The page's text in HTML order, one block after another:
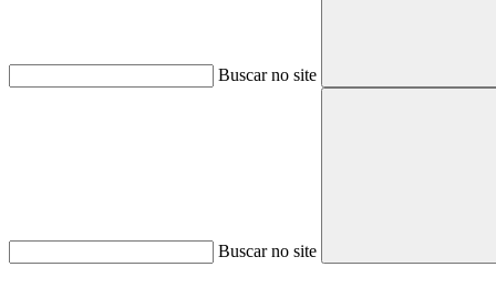
Buscar no site
Buscar no site